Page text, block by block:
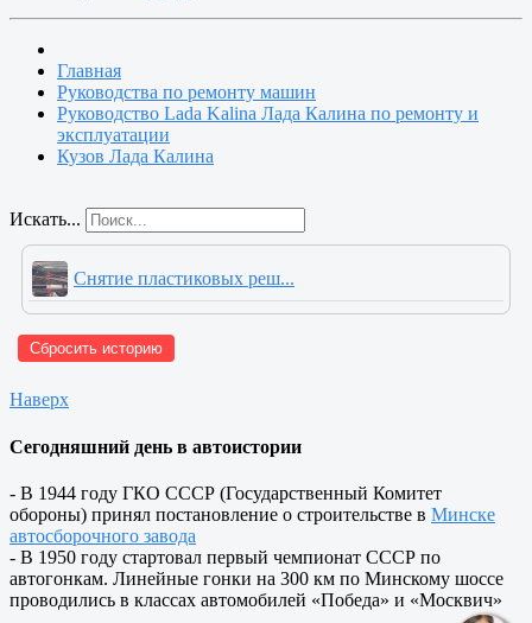
Главная
Руководства по ремонту машин
Руководство Lada Kalina Лада Калина по ремонту и
эксплуатации
Кузов Лада Калина
Искать...
Снятие пластиковых реш...
Сбросить историю
Наверх
Сегодняшний день в автоистории
- В 1944 году ГКО СССР (Государственный Комитет
обороны) принял постановление о строительстве в Минске
автосборочного завода
- В 1950 году стартовал первый чемпионат СССР по
автогонкам. Линейные гонки на 300 км по Минскому шоссе
проводились в классах автомобилей «Победа» и «Москвич»